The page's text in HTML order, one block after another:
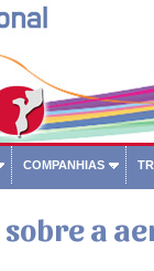
COMPANHIAS
a